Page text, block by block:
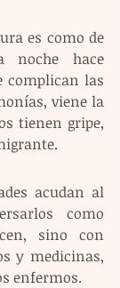
es como de
hace
complican las
viene la
tienen gripe,
acudan al
como
sino con
y medicinas,
enfermos.